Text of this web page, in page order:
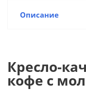
Описание
Кресло-
кофе с